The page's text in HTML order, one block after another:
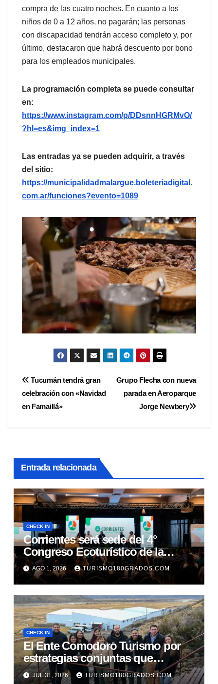
compra de las cuatro noches. En cuanto a los
niños de 0 a 12 años, no pagarán; las personas
con discapacidad tendrán acceso completo y, por
último, destacaron que habrá descuento por bono
para los empleados municipales.
La programación completa se puede consultar
en:
https://www.instagram.com/p/DDsnnHGRMvO/
?hl=es&img_index=1
Las entradas ya se pueden adquirir, a través
del sitio:
https://municipalidadmalargue.boleteriadigital.
com.ar/funciones?evento=1089
Navegación
de
Grupo Flecha con nueva
parada en Aeroparque
Jorge Newbery
Tucumán tendrá gran
celebración con «Navidad
en Famaillá»
Entrada relacionada
CHECK IN
Corrientes será sede del 4°
Congreso Ecoturístico de la
Región Litoral
AGO 1, 2026 TURISMO180GRADOS.COM
CHECK IN
El Ente Comodoro Turismo por
estrategias conjuntas que
fortalezcan la actividad en la
JUL 31, 2026 TURISMO180GRADOS.COM